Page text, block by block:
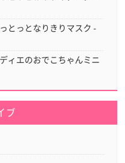
とっとなりきりマスク -
ィエのおでこちゃんミニ
ブ